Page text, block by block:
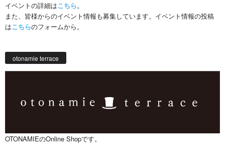
イベントの詳細はこちら。
また、皆様からのイベント情報も募集しています。イベント情報の投稿
はこちらのフォームから。
otonamie terrace
OTONAMIEのOnline Shopです。